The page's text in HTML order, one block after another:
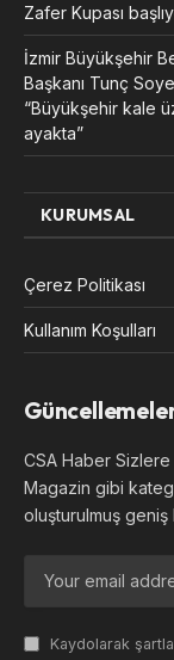
Zafer Kupası
İzmir Büyükşehir
Başkanı Tunç
“Büyükşehir kale
ayakta”
KURUMSAL
Çerez Politikası
Kullanım Koşulları
CSA Haber
Magazin gibi
oluşturulmuş geniş
Kaydolarak